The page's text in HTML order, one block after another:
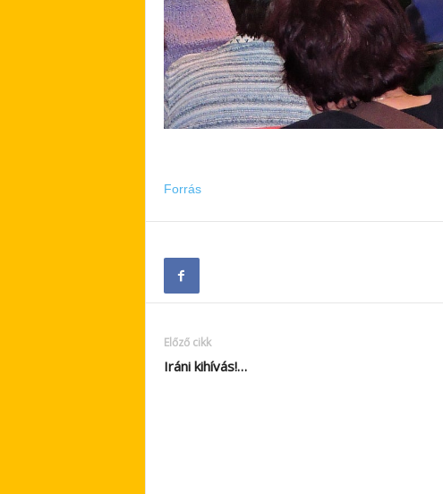
Forrás
Előző cikk
Iráni kihívás!…